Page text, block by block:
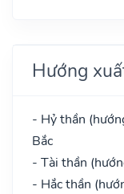
Hướng
- Hỷ thần
Bắc
- Tài thần
- Hắc thần